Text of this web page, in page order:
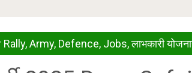
,Army, Defence, Jobs,लाभकारी